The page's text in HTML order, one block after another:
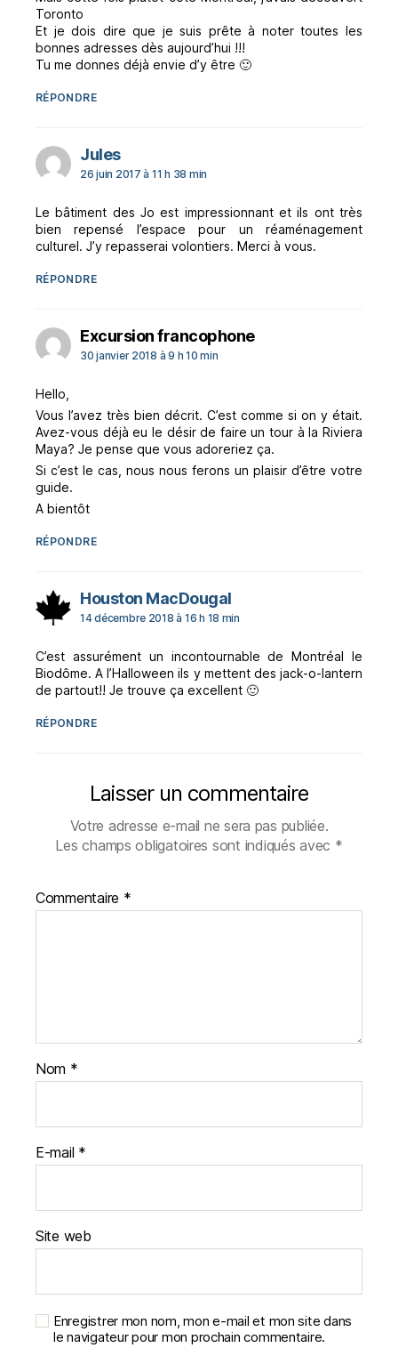
Toronto
Et je dois dire que je suis prête à noter toutes les
bonnes adresses dès aujourd’hui !!!
Tu me donnes déjà envie d’y être 🙂
RÉPONDRE
Julesdit :
26 juin 2017 à 11 h 38 min
Le bâtiment des Jo est impressionnant et ils ont très
bien repensé l’espace pour un réaménagement
culturel. J’y repasserai volontiers. Merci à vous.
RÉPONDRE
Excursion francophonedit :
30 janvier 2018 à 9 h 10 min
Hello,
Vous l’avez très bien décrit. C’est comme si on y était.
Avez-vous déjà eu le désir de faire un tour à la Riviera
Maya? Je pense que vous adoreriez ça.
Si c’est le cas, nous nous ferons un plaisir d’être votre
guide.
A bientôt
RÉPONDRE
Houston MacDougaldit :
14 décembre 2018 à 16 h 18 min
C’est assurément un incontournable de Montréal le
Biodôme. A l’Halloween ils y mettent des jack-o-lantern
de partout!! Je trouve ça excellent 🙂
RÉPONDRE
Laisser un commentaire
Votre adresse e-mail ne sera pas publiée.
Les champs obligatoires sont indiqués avec *
Commentaire *
Nom *
E-mail *
Site web
Enregistrer mon nom, mon e-mail et mon site dans
le navigateur pour mon prochain commentaire.